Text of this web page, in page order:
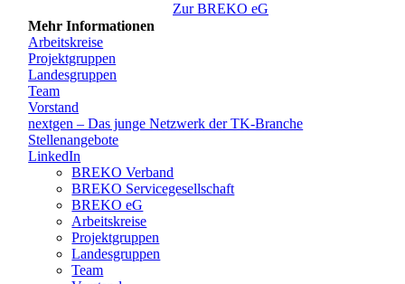
Zur BREKO eG
Mehr Informationen
Arbeitskreise
Projektgruppen
Landesgruppen
Team
Vorstand
nextgen – Das junge Netzwerk der TK-Branche
Stellenangebote
LinkedIn
BREKO Verband
BREKO Servicegesellschaft
BREKO eG
Arbeitskreise
Projektgruppen
Landesgruppen
Team